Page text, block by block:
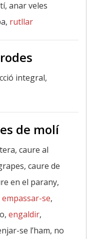
anar veles
rutllar
integral,
de molí
caure al
caure de
en el parany,
empassar-se,
engaldir,
se l’ham, no